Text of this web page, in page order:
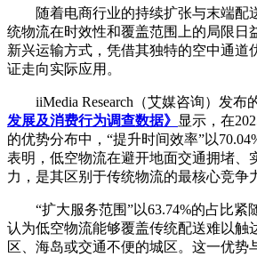
随着电商行业的持续扩张与末端配
统物流在时效性和覆盖范围上的局限日
新兴运输方式，凭借其独特的空中通道
证走向实际应用。
iiMedia Research（艾媒咨询）发布
发展及消费行为调查数据》 显示，在
的优势分布中，“提升时间效率”以
表明，低空物流在避开地面交通拥堵、
力，是其区别于传统物流的最核心竞争
“扩大服务范围”以63.74%的占比紧
认为低空物流能够覆盖传统配送难以触
区、海岛或交通不便的城区。这一优势